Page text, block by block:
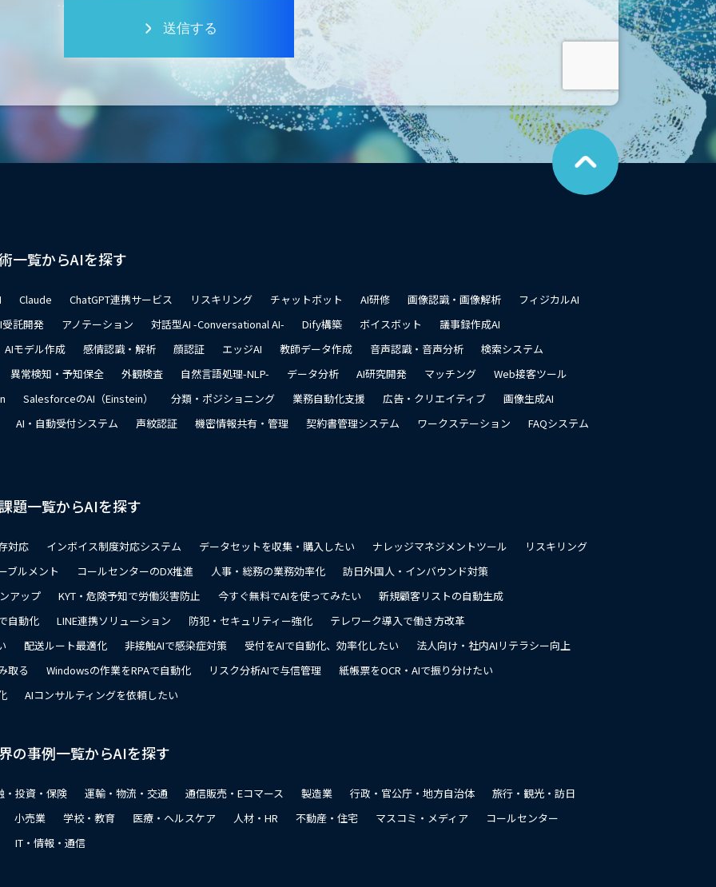
送信する
こ
の
ペ
ー
ジ
一覧からAIを探す
Claude ChatGPT連携サービス リスキリング チャットボット AI研修 画像認識・画像解析
フィジカルAI
受託開発
アノテーション 対話型AI -Conversational AI- Dify構築 ボイスボット
議事録作成AI
AIモデル作成
感情認識・解析 顔認証 エッジAI 教師データ作成 音声認識・音声分析
検索システム
異常検知・予知保全
外観検査 自然言語処理-NLP- データ分析 AI研究開発 マッチング
Web接客ツール
SalesforceのAI（Einstein） 分類・ポジショニング 業務自動化支援 広告・クリエイティブ
画像生成AI
AI・自動受付システム
声紋認証 機密情報共有・管理 契約書管理システム ワークステーション FAQシステム
題一覧からAIを探す
対応 インボイス制度対応システム データセットを収集・購入したい ナレッジマネジメントツール
リスキリング
ブルメント
コールセンターのDX推進 人事・総務の業務効率化
訪日外国人・インバウンド対策
アップ
KYT・危険予知で労働災害防止 今すぐ無料でAIを使ってみたい
新規顧客リストの自動生成
自動化
LINE連携ソリューション 防犯・セキュリティー強化
テレワーク導入で働き方改革
配送ルート最適化 非接触AIで感染症対策 受付をAIで自動化、効率化したい
法人向け・社内AIリテラシー向上
取る
Windowsの作業をRPAで自動化 リスク分析AIで与信管理
紙帳票をOCR・AIで振り分けたい
AIコンサルティングを依頼したい
の事例一覧からAIを探す
・投資・保険 運輸・物流・交通 通信販売・Eコマース 製造業 行政・官公庁・地方自治体
旅行・観光・訪日
小売業
学校・教育 医療・ヘルスケア 人材・HR 不動産・住宅 マスコミ・メディア
コールセンター
IT・情報・通信